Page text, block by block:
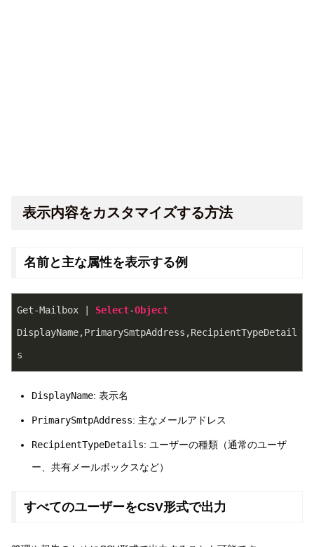
表示内容をカスタマイズする方法
名前と主な属性を表示する例
Get-Mailbox | Select-Object
DisplayName,PrimarySmtpAddress,RecipientTypeDetail
s
DisplayName: 表示名
PrimarySmtpAddress: 主なメールアドレス
RecipientTypeDetails: ユーザーの種類（通常のユーザ
ー、共有メールボックスなど）
すべてのユーザーをCSV形式で出力